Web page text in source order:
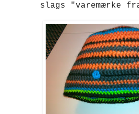
slags "varemærke